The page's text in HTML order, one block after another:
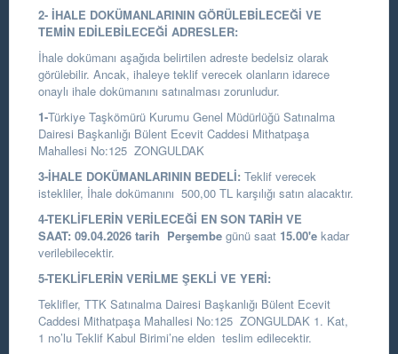
2- İHALE DOKÜMANLARININ GÖRÜLEBİLECEĞİ VE
TEMİN EDİLEBİLECEĞİ ADRESLER:
İhale dokümanı aşağıda belirtilen adreste bedelsiz olarak
görülebilir. Ancak, ihaleye teklif verecek olanların idarece
onaylı ihale dokümanını satınalması zorunludur.
1-Türkiye Taşkömürü Kurumu Genel Müdürlüğü Satınalma
Dairesi Başkanlığı Bülent Ecevit Caddesi Mithatpaşa
Mahallesi No:125 ZONGULDAK
3-İHALE DOKÜMANLARININ BEDELİ: Teklif verecek
istekliler, İhale dokümanını 500,00 TL karşılığı satın alacaktır.
4-TEKLİFLERİN VERİLECEĞİ EN SON TARİH VE
SAAT: 09.04.2026 tarih Perşembe günü saat 15.00'e kadar
verilebilecektir.
5-TEKLİFLERİN VERİLME ŞEKLİ VE YERİ:
Teklifler, TTK Satınalma Dairesi Başkanlığı Bülent Ecevit
Caddesi Mithatpaşa Mahallesi No:125 ZONGULDAK 1. Kat,
1 no’lu Teklif Kabul Birimi’ne elden teslim edilecektir.